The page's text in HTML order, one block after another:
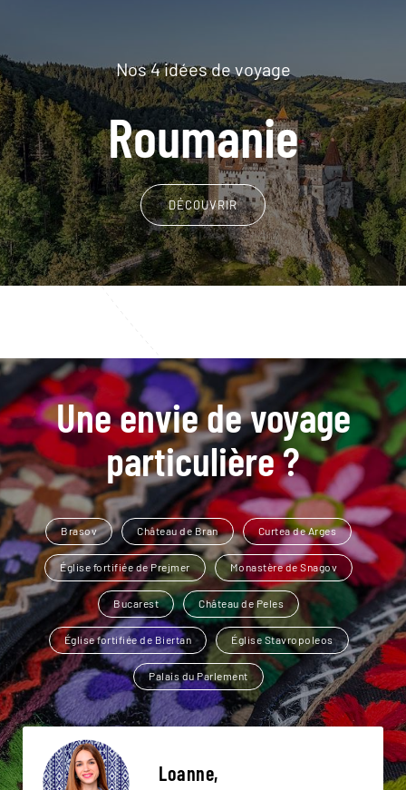
Nos 4 idées de voyage
Roumanie
DÉCOUVRIR
Une envie de voyage
particulière ?
Brasov Château de Bran Curtea de Arges
Église fortifiée de Prejmer Monastère de Snagov
Bucarest Château de Peles
Église fortifiée de Biertan Église Stavropoleos
Palais du Parlement
Loanne,